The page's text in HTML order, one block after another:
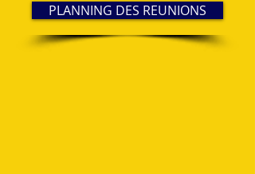
PLANNING DES REUNIONS